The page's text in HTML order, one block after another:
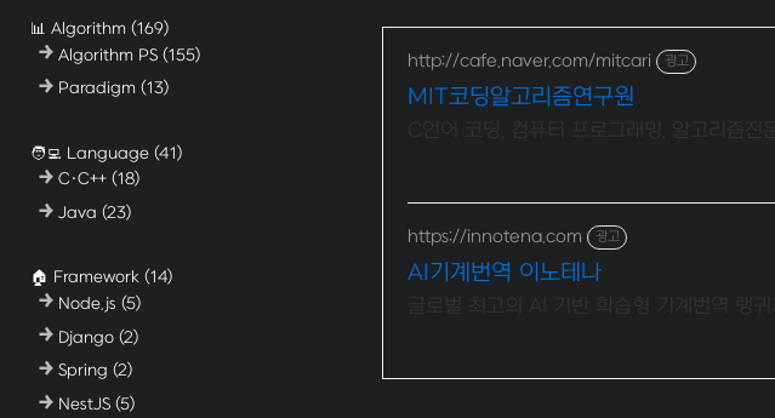
📊 Algorithm (169)
Algorithm PS(155)
Paradigm(13)
🧑‍💻 Language (41)
C·C++(18)
Java(23)
🏠 Framework (14)
Node.js(5)
Django(2)
Spring(2)
NestJS(5)
http://cafe.naver.com/mitcari 광고
MIT코딩알고리즘연구원
https://innotena.com 광고
AI기계번역 이노테나